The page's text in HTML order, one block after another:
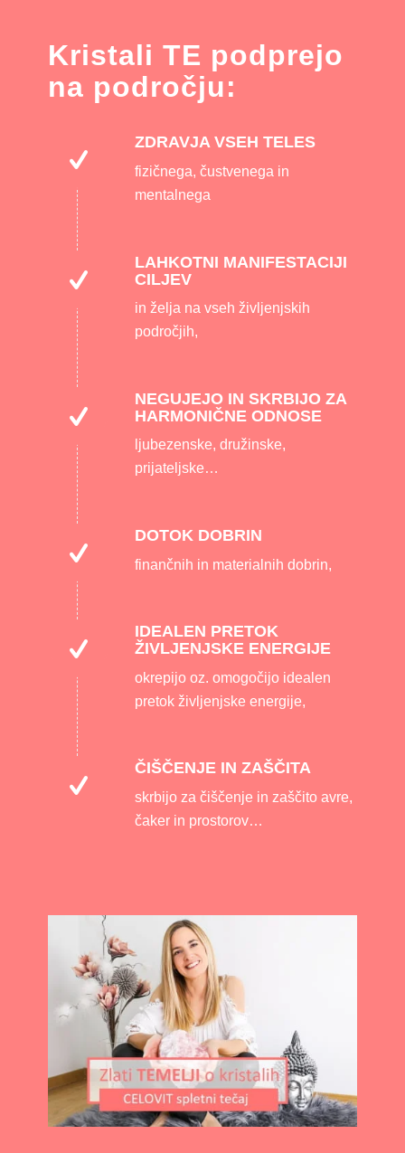
Kristali TE podprejo
na področju:
ZDRAVJA VSEH TELES
fizičnega, čustvenega in
mentalnega
LAHKOTNI MANIFESTACIJI
CILJEV
in želja na vseh življenjskih
področjih,
NEGUJEJO IN SKRBIJO ZA
HARMONIČNE ODNOSE
ljubezenske, družinske,
prijateljske…
DOTOK DOBRIN
finančnih in materialnih dobrin,
IDEALEN PRETOK
ŽIVLJENJSKE ENERGIJE
okrepijo oz. omogočijo idealen
pretok življenjske energije,
ČIŠČENJE IN ZAŠČITA
skrbijo za čiščenje in zaščito avre,
čaker in prostorov…